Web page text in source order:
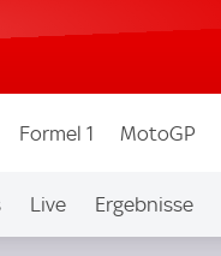
Formel 1 MotoGP
Live Ergebnisse